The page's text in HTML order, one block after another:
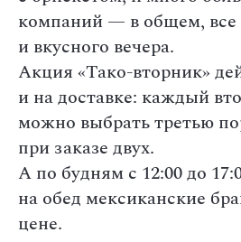
компаний — в общем, все
и вкусного вечера.
Акция «Тако-вторник»
и на доставке: каждый
можно выбрать третью
при заказе двух.
А по будням с 12:00 до
на обед мексиканские
цене.